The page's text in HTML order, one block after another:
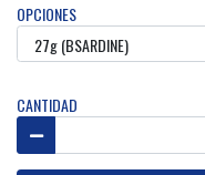
OPCIONES
CANTIDAD